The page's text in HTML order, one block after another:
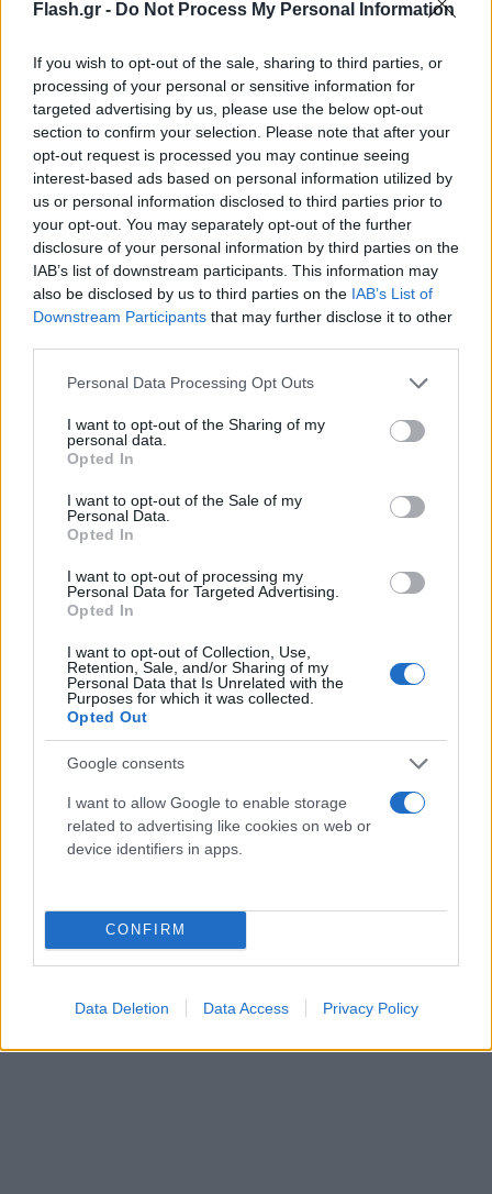
Flash.gr - Do Not Process My Personal Information
If you wish to opt-out of the sale, sharing to third parties, or
processing of your personal or sensitive information for
targeted advertising by us, please use the below opt-out
section to confirm your selection. Please note that after your
opt-out request is processed you may continue seeing
interest-based ads based on personal information utilized by
us or personal information disclosed to third parties prior to
your opt-out. You may separately opt-out of the further
disclosure of your personal information by third parties on the
IAB’s list of downstream participants. This information may
also be disclosed by us to third parties on the IAB’s List of
Downstream Participants that may further disclose it to other
Please note that this website/app uses one or more Google
not limited to your visit or usage behaviour. You may click to
grant or deny consent to Google and its third-party tags to
use your data for below specified purposes in below Google
consent section.
Personal Data Processing Opt Outs
I want to opt-out of the Sharing of my
personal data.
Opted In
I want to opt-out of the Sale of my
Personal Data.
Opted In
I want to opt-out of processing my
Personal Data for Targeted Advertising.
Opted In
I want to opt-out of Collection, Use,
Retention, Sale, and/or Sharing of my
Personal Data that Is Unrelated with the
Purposes for which it was collected.
Opted Out
Google consents
I want to allow Google to enable storage
related to advertising like cookies on web or
device identifiers in apps.
CONFIRM
Data Deletion Data Access Privacy Policy
υπολείπεται μίας ακόμα για να φτάσει στον
«μαγικό αριθμό» των τριάντα βουλευτών. Το
Flash.grγνωρίζει ότι έτοιμοι να βάλουν την
υπογραφή τους στο κείμενο του ΣΥΡΙΖΑ, είναι η
Αθηνά Λινού, οΓιάννης Σαρακιώτηςκαι ηΑρετή
Παπαϊωάννου. Εκείνοι, δηλαδή, που στήριξαν τη
Λούκα Κατσέλη για την Προεδρία της Δημοκρατίας.
Ανοιχτή γραμμή με Ζωή
Και κάπου εδώ, αρχίζουν τα δύσκολα. Διότι λείπει
μια υπογραφή για να μπορεί η πρόταση να
περιορισμένες. Για την ακρίβεια, θα μπορούσαν να
αναζητηθούν σε δύο πλευρές, οι οποίες κάθε άλλο
παρά συμπάθειες διαθέτουν στην Κουμουνδούρου.